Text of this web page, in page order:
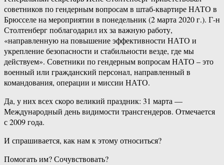
советников по гендерным вопросам в штаб-квартире НАТО в
Брюсселе на мероприятии в понедельник (2 марта 2020 г.). Г-н
Столтенберг поблагодарил их за важную работу,
«направленную на повышение эффективности НАТО и
укрепление безопасности и стабильности везде, где мы
действуем». Советники по гендерным вопросам НАТО – это
военный или гражданский персонал, направленный в
командования, операции и миссии НАТО.
Да, у них всех скоро великий праздник: 31 марта —
Международный день видимости трансгендеров. Отмечается
с 2009 года.
И спрашивается, как нам к этому относиться?
Помогать им? Сочувствовать?